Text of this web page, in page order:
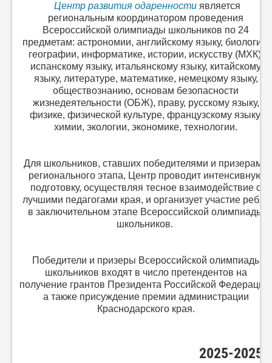
Центр развития одаренностиявляется
региональным координатором проведения
Всероссийской олимпиады школьников по 24
предметам: астрономии, английскому языку, биологии,
географии, информатике, истории, искусству (МХК),
испанскому языку, итальянскому языку, китайскому
языку, литературе, математике, немецкому языку,
обществознанию, основам безопасности
жизнедеятельности (ОБЖ), праву, русскому языку,
физике, физической культуре, французскому языку,
химии, экологии, экономике, технологии.
Для школьников, ставших победителями и призерами
регионального этапа, Центр проводит интенсивную
подготовку, осуществляя тесное взаимодействие с
лучшими педагогами края, и организует участие ребят
в заключительном этапе Всероссийской олимпиады
школьников.
Победители и призеры Всероссийской олимпиады
школьников входят в число претендентов на
получение грантов Президента Российской Федерации,
а также присуждение премии администрации
Краснодарского края.
2025-2025